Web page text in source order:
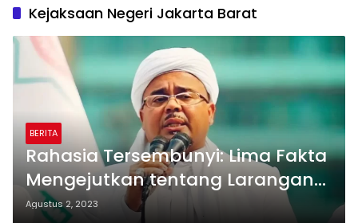
Kejaksaan Negeri Jakarta Barat
BERITA
Rahasia Tersembunyi: Lima Fakta
Mengejutkan tentang Larangan
Habib Rizieq untuk Umrah
Agustus 2, 2023